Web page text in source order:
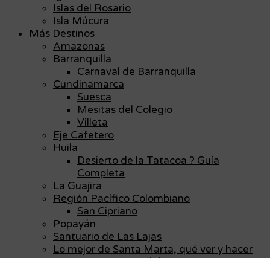
Islas del Rosario
Isla Múcura
Más Destinos
Amazonas
Barranquilla
Carnaval de Barranquilla
Cundinamarca
Suesca
Mesitas del Colegio
Villeta
Eje Cafetero
Huila
Desierto de la Tatacoa ? Guía
Completa
La Guajira
Región Pacífico Colombiano
San Cipriano
Popayán
Santuario de Las Lajas
Lo mejor de Santa Marta, qué ver y hacer